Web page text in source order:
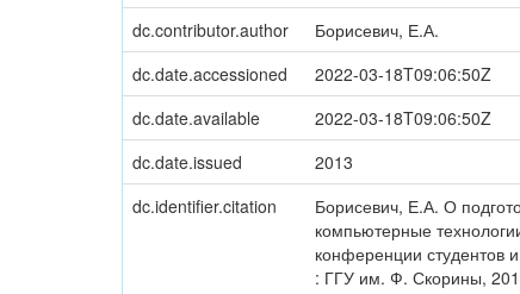
dc.contributor.author
Борисевич, Е.А.
dc.date.accessioned
2022-03-18T09:06:50Z
dc.date.available
2022-03-18T09:06:50Z
dc.date.issued
2013
dc.identifier.citation
Борисевич, Е.А. О
компьютерные
конференции студентов
: ГГУ им. Ф. Скорины,